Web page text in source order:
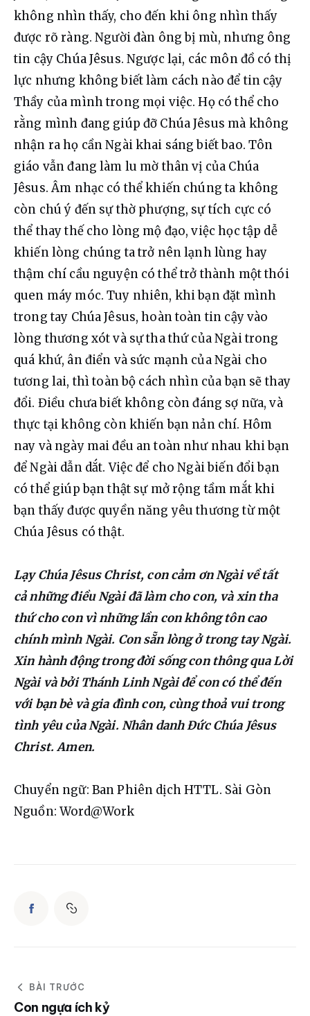
không nhìn thấy, cho đến khi ông nhìn thấy
được rõ ràng. Người đàn ông bị mù, nhưng ông
tin cậy Chúa Jêsus. Ngược lại, các môn đồ có thị
lực nhưng không biết làm cách nào để tin cậy
Thầy của mình trong mọi việc. Họ có thể cho
rằng mình đang giúp đỡ Chúa Jêsus mà không
nhận ra họ cần Ngài khai sáng biết bao. Tôn
giáo vẫn đang làm lu mờ thân vị của Chúa
Jêsus. Âm nhạc có thể khiến chúng ta không
còn chú ý đến sự thờ phượng, sự tích cực có
thể thay thế cho lòng mộ đạo, việc học tập dễ
khiến lòng chúng ta trở nên lạnh lùng hay
thậm chí cầu nguyện có thể trở thành một thói
quen máy móc. Tuy nhiên, khi bạn đặt mình
trong tay Chúa Jêsus, hoàn toàn tin cậy vào
lòng thương xót và sự tha thứ của Ngài trong
quá khứ, ân điển và sức mạnh của Ngài cho
tương lai, thì toàn bộ cách nhìn của bạn sẽ thay
đổi. Điều chưa biết không còn đáng sợ nữa, và
thực tại không còn khiến bạn nản chí. Hôm
nay và ngày mai đều an toàn như nhau khi bạn
để Ngài dẫn dắt. Việc để cho Ngài biến đổi bạn
có thể giúp bạn thật sự mở rộng tầm mắt khi
bạn thấy được quyền năng yêu thương từ một
Chúa Jêsus có thật.
Lạy Chúa Jêsus Christ, con cảm ơn Ngài về tất
cả những điều Ngài đã làm cho con, và xin tha
thứ cho con vì những lần con không tôn cao
chính mình Ngài. Con sẵn lòng ở trong tay Ngài.
Xin hành động trong đời sống con thông qua Lời
Ngài và bởi Thánh Linh Ngài để con có thể đến
với bạn bè và gia đình con, cùng thoả vui trong
tình yêu của Ngài. Nhân danh Đức Chúa Jêsus
Christ. Amen.
Chuyển ngữ: Ban Phiên dịch HTTL. Sài Gòn
Nguồn: Word@Work
BÀI TRƯỚC
Con ngựa ích kỷ